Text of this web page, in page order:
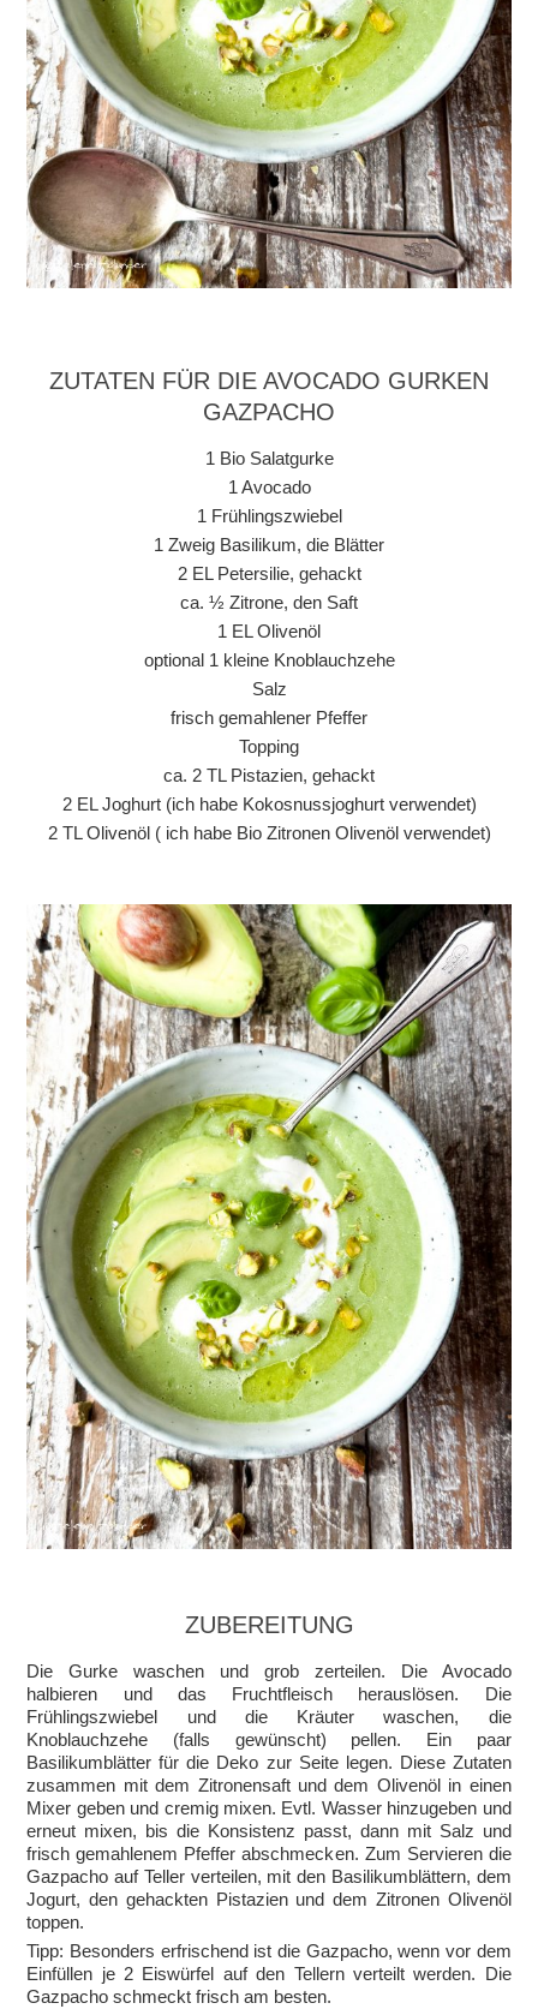
ZUTATEN FÜR DIE AVOCADO GURKEN
GAZPACHO
1 Bio Salatgurke
1 Avocado
1 Frühlingszwiebel
1 Zweig Basilikum, die Blätter
2 EL Petersilie, gehackt
ca. ½ Zitrone, den Saft
1 EL Olivenöl
optional 1 kleine Knoblauchzehe
Salz
frisch gemahlener Pfeffer
Topping
ca. 2 TL Pistazien, gehackt
2 EL Joghurt (ich habe Kokosnussjoghurt verwendet)
2 TL Olivenöl ( ich habe Bio Zitronen Olivenöl verwendet)
ZUBEREITUNG
Die Gurke waschen und grob zerteilen. Die Avocado
halbieren und das Fruchtfleisch herauslösen. Die
Frühlingszwiebel und die Kräuter waschen, die
Knoblauchzehe (falls gewünscht) pellen. Ein paar
Basilikumblätter für die Deko zur Seite legen. Diese Zutaten
zusammen mit dem Zitronensaft und dem Olivenöl in einen
Mixer geben und cremig mixen. Evtl. Wasser hinzugeben und
erneut mixen, bis die Konsistenz passt, dann mit Salz und
frisch gemahlenem Pfeffer abschmecken. Zum Servieren die
Gazpacho auf Teller verteilen, mit den Basilikumblättern, dem
Jogurt, den gehackten Pistazien und dem Zitronen Olivenöl
toppen.
Tipp: Besonders erfrischend ist die Gazpacho, wenn vor dem
Einfüllen je 2 Eiswürfel auf den Tellern verteilt werden. Die
Gazpacho schmeckt frisch am besten.